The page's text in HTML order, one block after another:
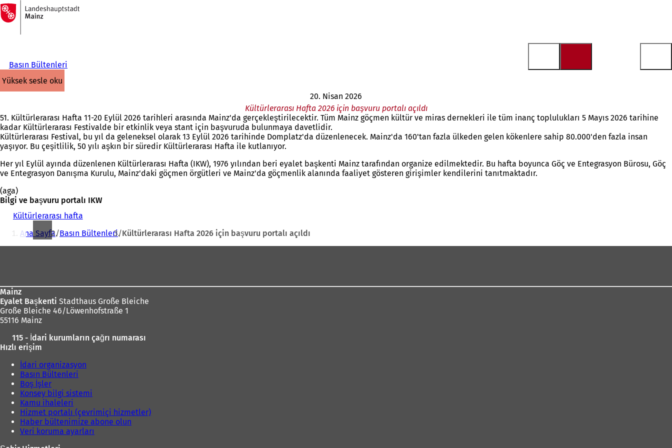
İçeriğe atla
Ana
sayfaya
Basın Bültenleri
yüksek sesle oku
20. Nisan 2026
Kültürlerarası Hafta 2026 için başvuru portalı açıldı
51. Kültürlerarası Hafta 11-20 Eylül 2026 tarihleri arasında Mainz'da gerçekleştirilecektir. Tüm Mainz göçmen kültür ve miras dernekleri ile tüm inanç toplulukları 5 Mayıs 2026 tarihine
kadar Kültürlerarası Festivalde bir etkinlik veya stant için başvuruda bulunmaya davetlidir.
Kültürlerarası Festival, bu yıl da geleneksel olarak 13 Eylül 2026 tarihinde Domplatz'da düzenlenecek. Mainz'da 160'tan fazla ülkeden gelen kökenlere sahip 80.000'den fazla insan
yaşıyor. Bu çeşitlilik, 50 yılı aşkın bir süredir Kültürlerarası Hafta ile kutlanıyor.
Her yıl Eylül ayında düzenlenen Kültürlerarası Hafta (IKW), 1976 yılından beri eyalet başkenti Mainz tarafından organize edilmektedir. Bu hafta boyunca Göç ve Entegrasyon Bürosu, Göç
ve Entegrasyon Danışma Kurulu, Mainz'daki göçmen örgütleri ve Mainz'da göçmenlik alanında faaliyet gösteren girişimler kendilerini tanıtmaktadır.
(aga)
Bilgi ve başvuru portalı IKW
Kültürlerarası hafta
e
n
e
k
d
ç
ı
)
Buradasınız:
Ana Sayfa Basın Bültenleri Kültürlerarası Hafta 2026 için başvuru portalı açıldı
Mainz
Eyalet Başkenti Stadthaus Große Bleiche
Große Bleiche 46/Löwenhofstraße 1
55116 Mainz
115 - İdari kurumların çağrı numarası
Hızlı erişim
İdari organizasyon
Basın Bültenleri
Boş İşler
Konsey bilgi sistemi
Kamu ihaleleri
Hizmet portalı (çevrimiçi hizmetler)
Haber bültenimize abone olun
Veri koruma ayarları